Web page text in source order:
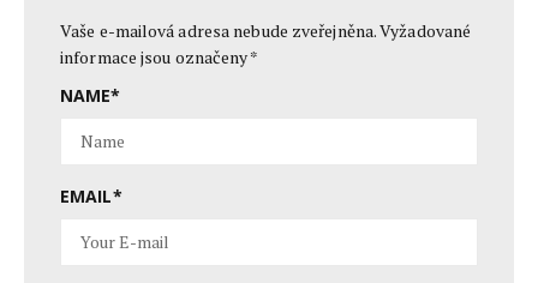
Vaše e-mailová adresa nebude zveřejněna.Vyžadované
informace jsou označeny*
NAME*
EMAIL*